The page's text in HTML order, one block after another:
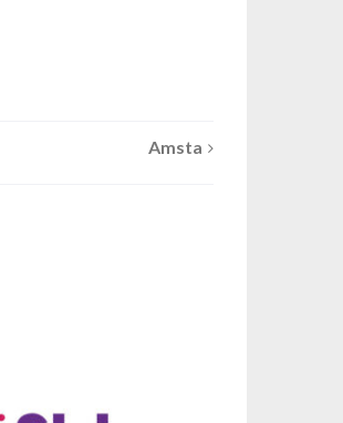
Amsta